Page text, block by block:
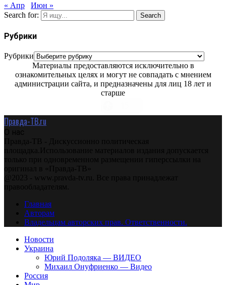
« Апр
Июн »
Search for:
Search
Рубрики
Рубрики
Материалы предоставляются исключительно в
ознакомительных целях и могут не совпадать с мнением
администрации сайта, и предназначены для лиц 18 лет и
старше
Правда-ТВ.ru
О нас
Правда-ТВ - Дискуссионно политическая
площадка.Использование материалов издания допускается
только при одновременном размещении гиперссылки на
оригинал в «Правда-ТВ»
@2023 - www.pravda-tv.ru. Все права принадлежат
правообладателям.
Главная
Авторам
Владельцам авторских прав. Ответственности.
Новости
Украина
Юрий Подоляка — ВИДЕО
Михаил Онуфриенко — Видео
Россия